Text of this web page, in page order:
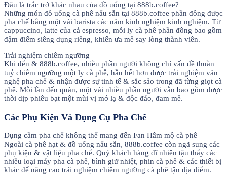
Đâu là trắc trở khác nhau của đồ uống tại 888b.coffee?
Những món đồ uống cà phê nấu sẵn tại 888b.coffee phần đông được
pha chế bằng một vài barista các năm kinh nghiệm kinh nghiệm. Từ
cappuccino, latte của cả espresso, mỗi ly cà phê phần đông bao gồm
đậm điểm siêng dụng riêng, khiến ưa mê say lòng thành viên.
Trải nghiệm chiêm ngưỡng
Khi đến & 888b.coffee, nhiều phần người không chỉ vấn đề thuần
tuý chiêm ngưỡng một ly cà phê, hầu hết hơn được trải nghiệm văn
nghệ pha chế & nhận được sự tinh tế & sắc sảo trong đã từng giọt cà
phê. Mỗi lần đến quán, một vài nhiều phần người vẫn bao gồm được
thời dịp phiêu bạt một mùi vị mớ lạ & độc đáo, đam mê.
Các Phụ Kiện Và Dụng Cụ Pha Chế
Dụng cầm pha chế không thể mang đến Fan Hâm mộ cà phê
Ngoài cà phê hạt & đồ uống nấu sẵn, 888b.coffee còn ngã sung các
phụ kiện & vật liệu pha chế. Quý khách hàng dĩ nhiên tậu thấy các
nhiều loại máy pha cà phê, bình giữ nhiệt, phin cà phê & các thiết bị
khác để nâng cao trải nghiệm chiêm ngưỡng cà phê tận địa điểm.